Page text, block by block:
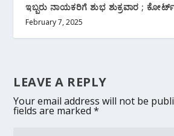
ಇಬ್ಬರು ನಾಯಕರಿಗೆ ಶುಭ ಶುಕ್ರವಾರ ;
February 7, 2025
LEAVE A REPLY
Your email address will not be
fields are marked*